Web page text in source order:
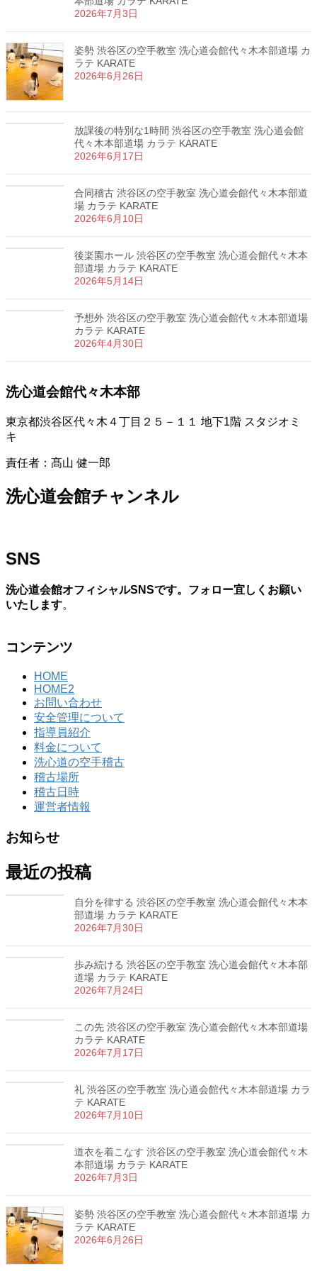
2026年7月3日
姿勢 渋谷区の空手教室 洗心道会館代々木本部道場 カ
ラテ KARATE
2026年6月26日
放課後の特別な1時間 渋谷区の空手教室 洗心道会館
代々木本部道場 カラテ KARATE
2026年6月17日
合同稽古 渋谷区の空手教室 洗心道会館代々木本部道
場 カラテ KARATE
2026年6月10日
後楽園ホール 渋谷区の空手教室 洗心道会館代々木本
部道場 カラテ KARATE
2026年5月14日
予想外 渋谷区の空手教室 洗心道会館代々木本部道場
カラテ KARATE
2026年4月30日
洗心道会館代々木本部
東京都渋谷区代々木４丁目２５－１１ 地下1階 スタジオミ
キ
責任者：髙山 健一郎
洗心道会館チャンネル
SNS
洗心道会館オフィシャルSNSです。フォロー宜しくお願い
いたします。
コンテンツ
HOME
HOME2
お問い合わせ
安全管理について
指導員紹介
料金について
洗心道の空手稽古
稽古場所
稽古日時
運営者情報
お知らせ
最近の投稿
自分を律する 渋谷区の空手教室 洗心道会館代々木本
部道場 カラテ KARATE
2026年7月30日
歩み続ける 渋谷区の空手教室 洗心道会館代々木本部
道場 カラテ KARATE
2026年7月24日
この先 渋谷区の空手教室 洗心道会館代々木本部道場
カラテ KARATE
2026年7月17日
礼 渋谷区の空手教室 洗心道会館代々木本部道場 カラ
テ KARATE
2026年7月10日
道衣を着こなす 渋谷区の空手教室 洗心道会館代々木
本部道場 カラテ KARATE
2026年7月3日
姿勢 渋谷区の空手教室 洗心道会館代々木本部道場 カ
ラテ KARATE
2026年6月26日